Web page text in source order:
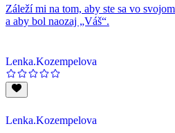
Záleží mi na tom, aby ste sa vo
a aby bol naozaj „Váš“.
Lenka.Kozempelova
Lenka.Kozempelova